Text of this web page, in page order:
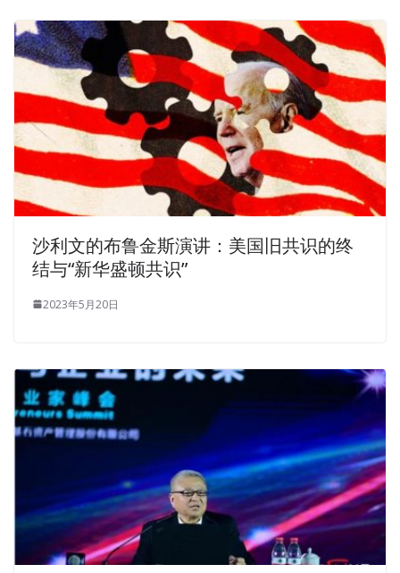
沙利文的布鲁金斯演讲：美国旧共识的终
结与“新华盛顿共识”
2023年5月20日